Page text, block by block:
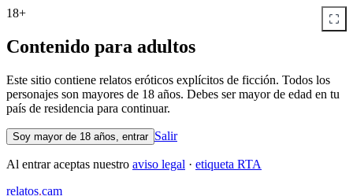
18+
Contenido para adultos
Este sitio contiene relatos eróticos explícitos de ficción. Todos los
personajes son mayores de 18 años. Debes ser mayor de edad en tu
país de residencia para continuar.
Soy mayor de 18 años, entrar Salir
Al entrar aceptas nuestro aviso legal · etiqueta RTA
relatos.cam